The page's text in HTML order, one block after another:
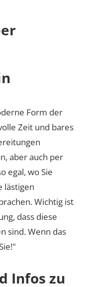
Form der
Zeit und bares
aber auch per
egal, wo Sie
lästigen
Wichtig ist
dass diese
sind. Wenn das
Infos zu